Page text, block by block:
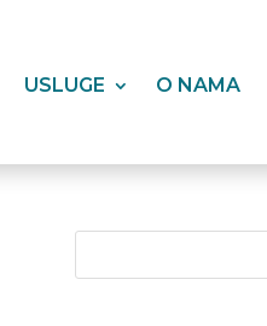
USLUGE O NAMA